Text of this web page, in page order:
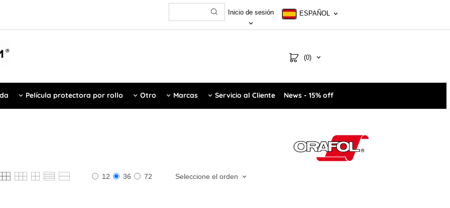
Inicio de sesión ESPAÑOL
(0)
Película protectora por rollo Otro Marcas Servicio al Cliente News - 15% off
12 36 72 Seleccione el orden